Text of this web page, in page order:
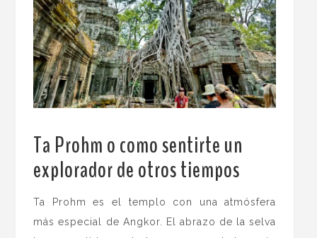
Ta Prohm o como sentirte un
explorador de otros tiempos
Ta Prohm es el templo con una atmósfera
más especial de Angkor. El abrazo de la selva